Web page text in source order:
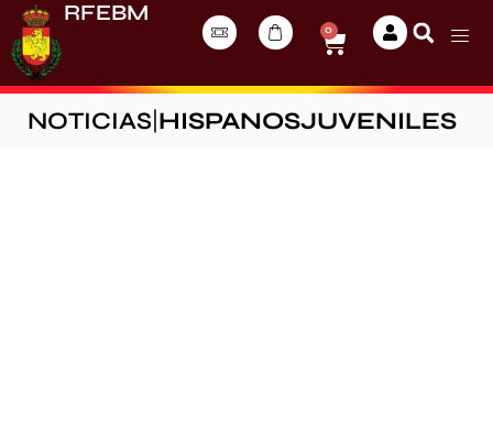
RFEBM
0
NOTICIAS HISPANOSJUVENILES